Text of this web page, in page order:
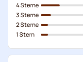
4 Sterne
3 Sterne
2 Sterne
1 Stern